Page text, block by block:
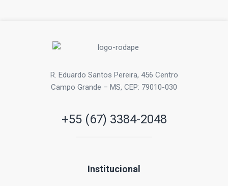
R. Eduardo Santos Pereira, 456 Centro
Campo Grande – MS, CEP: 79010-030
+55 (67) 3384-2048
Institucional